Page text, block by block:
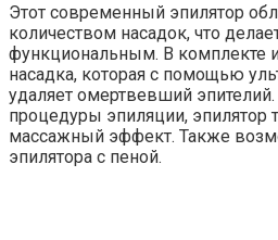
Этот современный эпилятор
количеством насадок, что
функциональным. В комплекте
насадка, которая с помощью
удаляет омертвевший
процедуры эпиляции, эпилятор
массажный эффект. Также
эпилятора с пеной.